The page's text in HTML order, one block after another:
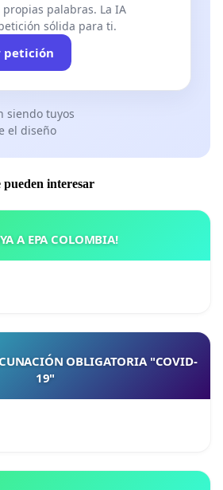
palabras. La IA
sólida para ti.
petición
siendo tuyos
el diseño
pueden interesar
A EPA COLOMBIA!
OBLIGATORIA "COVID-
19"